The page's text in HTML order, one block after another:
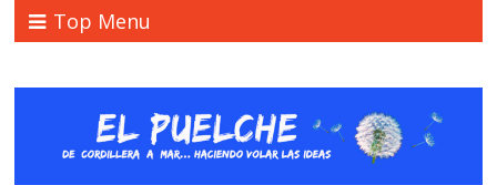
Top Menu